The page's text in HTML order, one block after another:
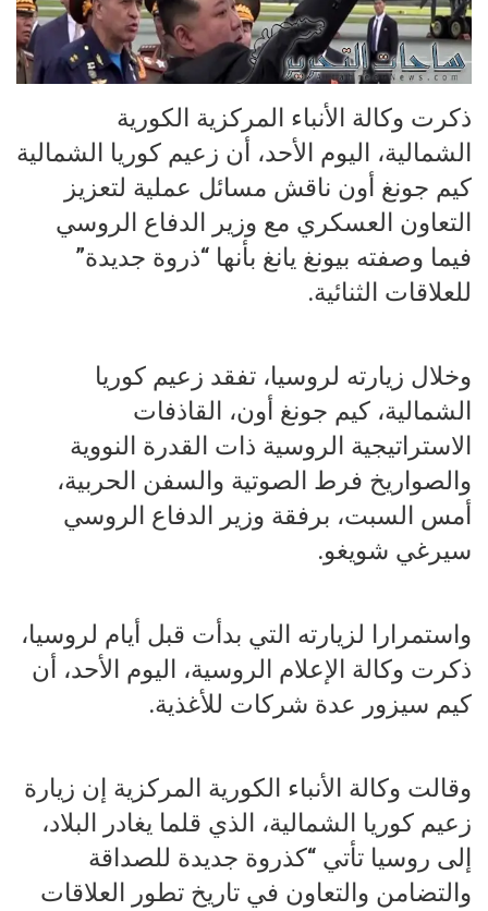
ذكرت وكالة الأنباء المركزية الكورية
الشمالية، اليوم الأحد، أن زعيم كوريا الشمالية
كيم جونغ أون ناقش مسائل عملية لتعزيز
التعاون العسكري مع وزير الدفاع الروسي
فيما وصفته بيونغ يانغ بأنها “ذروة جديدة”
للعلاقات الثنائية.
وخلال زيارته لروسيا، تفقد زعيم كوريا
الشمالية، كيم جونغ أون، القاذفات
الاستراتيجية الروسية ذات القدرة النووية
والصواريخ فرط الصوتية والسفن الحربية،
أمس السبت، برفقة وزير الدفاع الروسي
سيرغي شويغو.
واستمرارا لزيارته التي بدأت قبل أيام لروسيا،
ذكرت وكالة الإعلام الروسية، اليوم الأحد، أن
كيم سيزور عدة شركات للأغذية.
وقالت وكالة الأنباء الكورية المركزية إن زيارة
زعيم كوريا الشمالية، الذي قلما يغادر البلاد،
إلى روسيا تأتي “كذروة جديدة للصداقة
والتضامن والتعاون في تاريخ تطور العلاقات